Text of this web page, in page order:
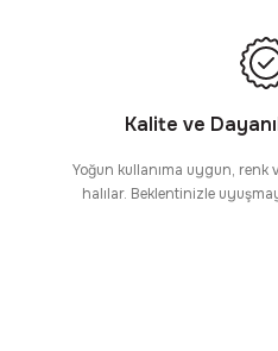
Kalite ve
Yoğun kullanıma uygun, renk
halılar. Beklentinizle